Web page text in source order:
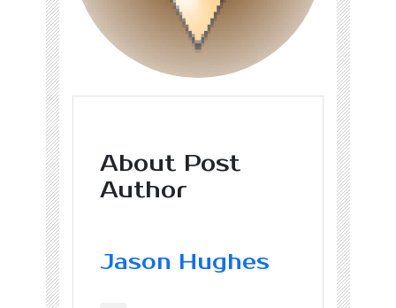
About Post
Author
Jason Hughes